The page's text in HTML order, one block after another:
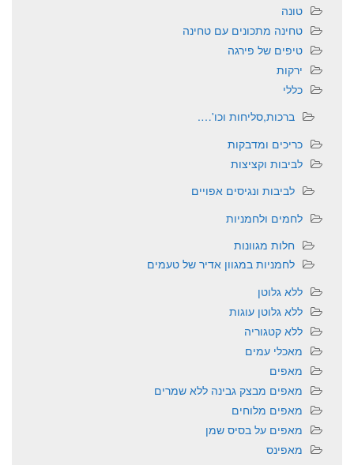
טונה
טחינה מתכונים עם טחינה
טיפים של פירגה
ירקות
כללי
ברכות,סליחות וכו'….
כריכים ומדבקות
לביבות וקציצות
לביבות ונגיסים אפויים
לחמים ולחמניות
חלות מגוונות
לחמניות במגוון אדיר של טעמים
ללא גלוטן
ללא גלוטן עוגות
ללא קטגוריה
מאכלי עמים
מאפים
מאפים מבצק גבינה ללא שמרים
מאפים מלוחים
מאפים על בסיס שמן
מאפינס